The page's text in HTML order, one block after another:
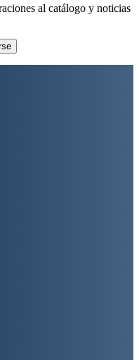
al catálogo y noticias